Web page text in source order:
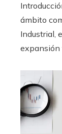
ámbito
Industrial,
expansión